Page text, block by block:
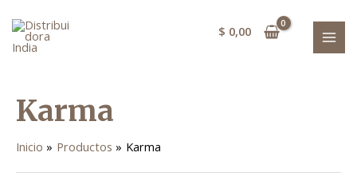
contenido
$ 0,00
Karma
Inicio Productos Karma